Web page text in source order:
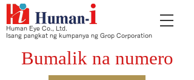
Human Eye Co., Ltd.
Isang pangkat ng kumpanya ng Grop Corporation
Bumalik na numero